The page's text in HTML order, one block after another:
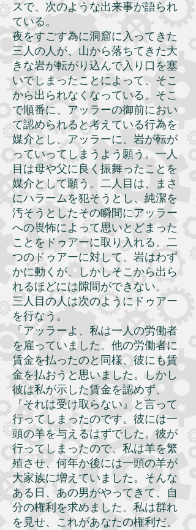
スで、次のような出来事が語られ
ている。
夜をすごす為に洞窟に入ってきた
三人の人が、山から落ちてきた大
きな岩が転がり込んで入り口を塞
いでしまったことによって、そこ
から出られなくなっている。そこ
で順番に、アッラーの御前におい
て認められると考えている行為を
媒介とし、アッラーに、岩が転が
っていってしまうよう願う。一人
目は母や父に良く振舞ったことを
媒介として願う。二人目は、まさ
にハラームを犯そうとし、純潔を
汚そうとしたその瞬間にアッラー
への畏怖によって思いとどまった
ことをドゥアーに取り入れる。二
つのドゥアーに対して、岩はわず
かに動くが、しかしそこから出ら
れるほどには隙間ができない。
三人目の人は次のようにドゥアー
を行なう。
「アッラーよ、私は一人の労働者
を雇っていました。他の労働者に
賃金を払ったのと同様、彼にも賃
金を払おうと思いました。しかし
彼は私が示した賃金を認めず、
『それは受け取らない』と言って
行ってしまったのです。彼には一
頭の羊を与えるはずでした。彼が
行ってしまったので、私は羊を繁
殖させ、何年か後には一頭の羊が
大家族に増えていました。そんな
ある日、あの男がやってきて、自
分の権利を求めました。私は群れ
を見せ、これがあなたの権利だ、